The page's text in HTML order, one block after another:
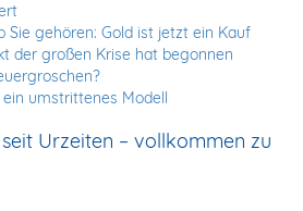
gehören: Gold ist jetzt ein Kauf
der großen Krise hat begonnen
umstrittenes Modell
Urzeiten – vollkommen zu